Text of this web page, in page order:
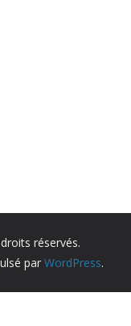
réservés.
par WordPress.